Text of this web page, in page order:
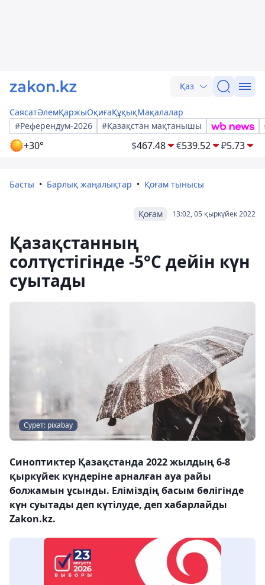
Қаз
СаясатӘлемҚаржыОқиғаҚұқықМақалалар
#Референдум-2026
#Қазақстан мақтанышы
+30° $467.48 €539.52 ₽5.73
Басты Барлық жаңалықтар Қоғам тынысы
13:02, 05 қыркүйек 2022
Қоғам
Қазақстанның
солтүстігінде -5°С дейін күн
суытады
Сурет: pixabay
Синоптиктер Қазақстанда 2022 жылдың 6-8
қыркүйек күндеріне арналған ауа райы
болжамын ұсынды. Еліміздің басым бөлігінде
күн суытады деп күтілуде, деп хабарлайды
Zakon.kz.